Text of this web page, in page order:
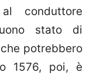
al conduttore
stato di
potrebbero
1576, poi, è